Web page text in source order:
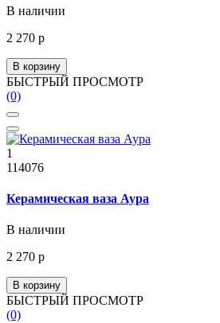
В наличии
2 270 р
В корзину
БЫСТРЫЙ ПРОСМОТР
(0)
1
114076
Керамическая ваза Аура
В наличии
2 270 р
В корзину
БЫСТРЫЙ ПРОСМОТР
(0)